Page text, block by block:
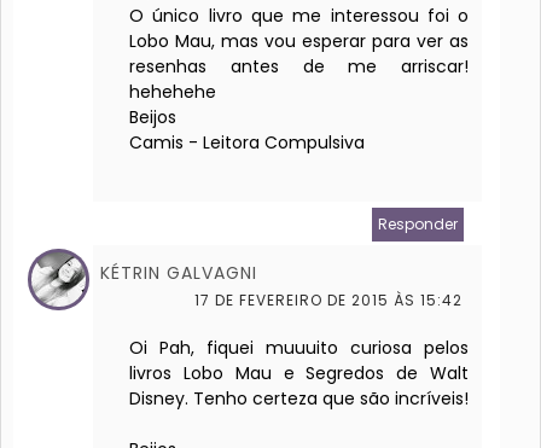
O único livro que me interessou foi o
Lobo Mau, mas vou esperar para ver as
resenhas antes de me arriscar!
hehehehe
Beijos
Camis - Leitora Compulsiva
Responder
KÉTRIN GALVAGNI
17 DE FEVEREIRO DE 2015 ÀS 15:42
Oi Pah, fiquei muuuito curiosa pelos
livros Lobo Mau e Segredos de Walt
Disney. Tenho certeza que são incríveis!